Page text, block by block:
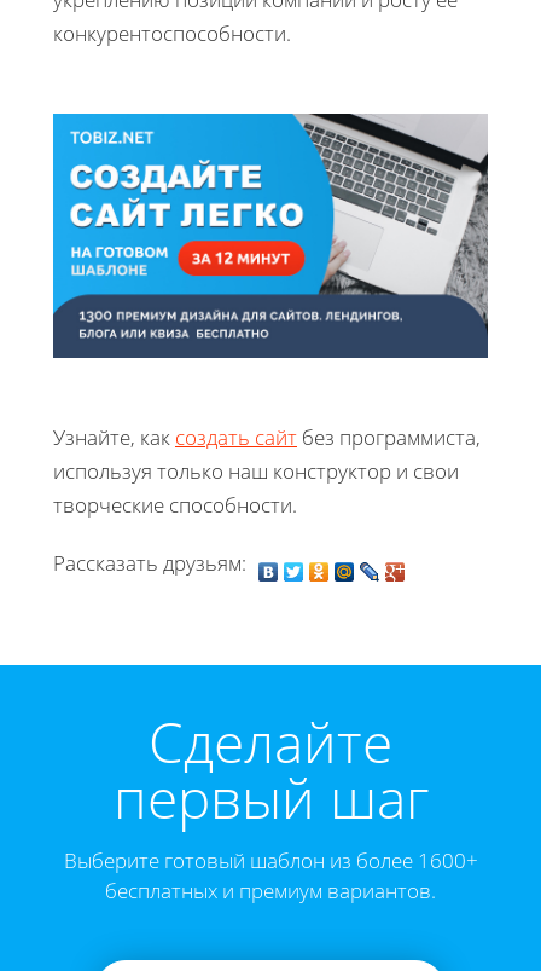
конкурентоспособности.
Узнайте, как создать сайт без программиста,
используя только наш конструктор и свои
творческие способности.
Рассказать друзьям:
Cделайте
первый шаг
Выберите готовый шаблон из более 1600+
бесплатных и премиум вариантов.